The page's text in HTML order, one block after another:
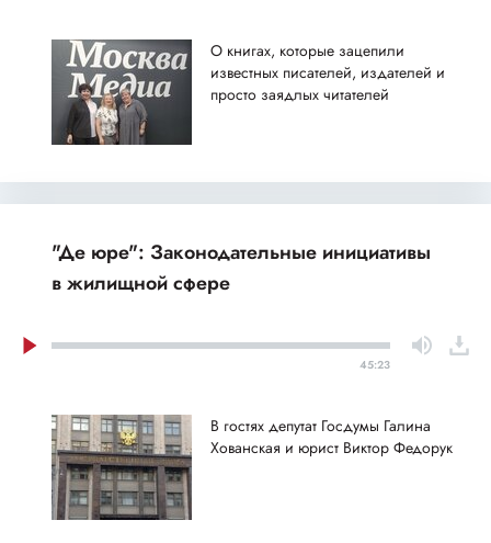
О книгах, которые зацепили
известных писателей, издателей и
просто заядлых читателей
"Де юре": Законодательные инициативы
в жилищной сфере
45:23
В гостях депутат Госдумы Галина
Хованская и юрист Виктор Федорук